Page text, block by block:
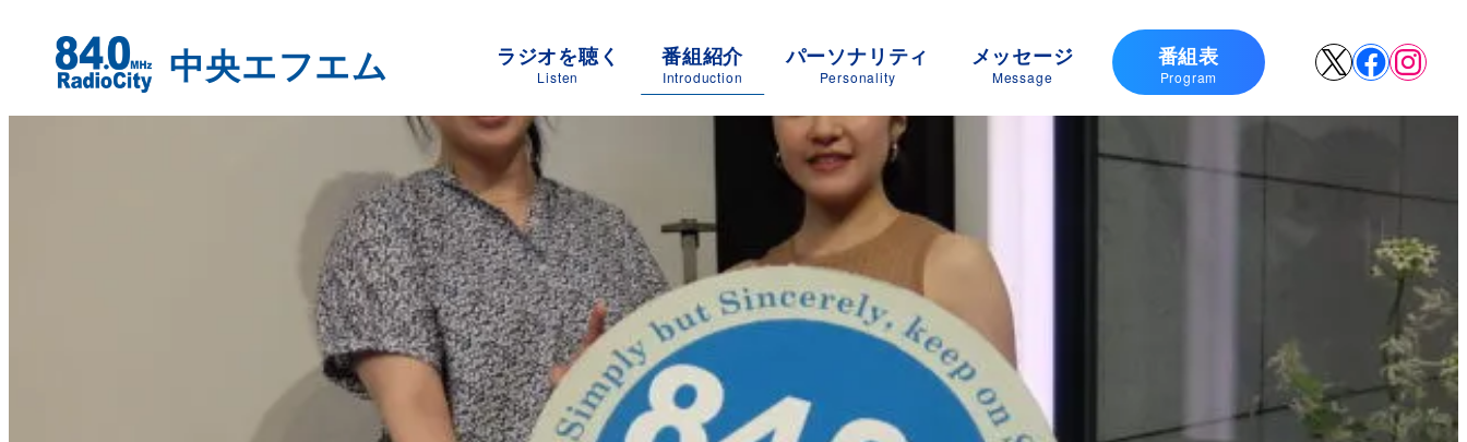
X
ラジオを聴く
Listen
番組紹介
Introduction
パーソナリティ
Personality
メッセージ
Message
番組表
Program